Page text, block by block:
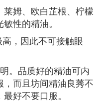
姆、欧白芷根、柠檬
性的精油。
，因此不可接触眼
。品质好的精油可内
而且坊间精油良莠不
好不要口服。